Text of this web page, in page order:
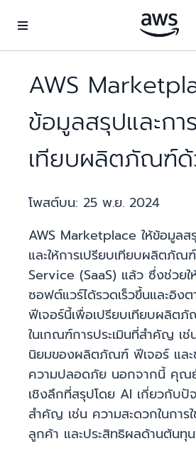
AWS
ข้อมูลสรุปและกา
เทียบผลิตภัณฑ์
โพสต์บน: 25 พ.ย. 2024
AWS Marketplace ให้ข้อมูล
และให้การเปรียบเทียบผลิตภั
Service (SaaS) แล้ว ซึ่งช่วย
ซอฟต์แวร์ได้รวดเร็วขึ้นและอิง
ฟีเจอร์นี้เพื่อเปรียบเทียบผลิต
ในเกณฑ์การประเมินที่สำคัญ เ
นิยมของผลิตภัณฑ์ ฟีเจอร์ และ
ความปลอดภัย นอกจากนี้ คุณ
เชิงลึกที่สรุปโดย AI เกี่ยวกับปั
สำคัญ เช่น ความสะดวกในการ
ลูกค้า และประสิทธิผลด้านต้นทุน